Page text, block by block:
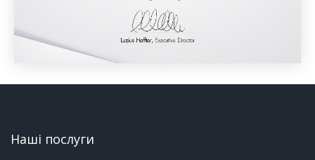
Наші послуги